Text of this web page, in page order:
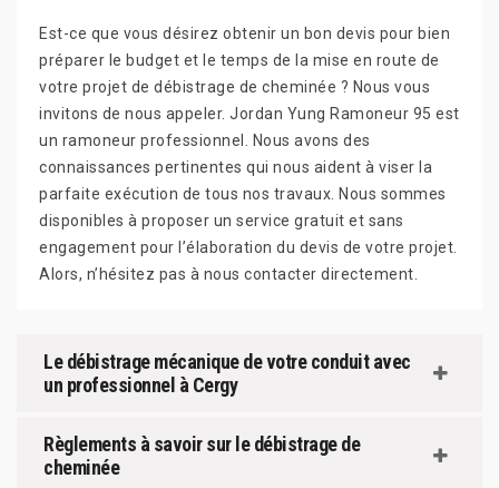
Est-ce que vous désirez obtenir un bon devis pour bien
préparer le budget et le temps de la mise en route de
votre projet de débistrage de cheminée ? Nous vous
invitons de nous appeler. Jordan Yung Ramoneur 95 est
un ramoneur professionnel. Nous avons des
connaissances pertinentes qui nous aident à viser la
parfaite exécution de tous nos travaux. Nous sommes
disponibles à proposer un service gratuit et sans
engagement pour l’élaboration du devis de votre projet.
Alors, n’hésitez pas à nous contacter directement.
Le débistrage mécanique de votre conduit avec
un professionnel à Cergy
Règlements à savoir sur le débistrage de
cheminée